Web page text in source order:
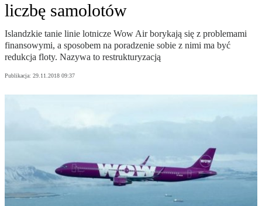
liczbę samolotów
Islandzkie tanie linie lotnicze Wow Air borykają się z problemami
finansowymi, a sposobem na poradzenie sobie z nimi ma być
redukcja floty. Nazywa to restrukturyzacją
Publikacja: 29.11.2018 09:37